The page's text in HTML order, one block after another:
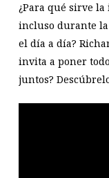
¿Para qué sirve la
incluso durante la
el día a día?
invita a poner
juntos? Descúbrelo